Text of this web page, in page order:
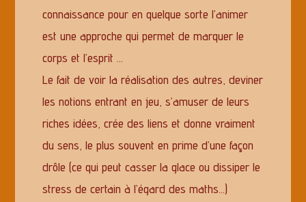
connaissance pour en quelque sorte l’animer
est une approche qui permet de marquer le
corps et l’esprit …
Le fait de voir la réalisation des autres, deviner
les notions entrant en jeu, s’amuser de leurs
riches idées, crée des liens et donne vraiment
du sens, le plus souvent en prime d’une façon
drôle (ce qui peut casser la glace ou dissiper le
stress de certain à l’égard des maths…)